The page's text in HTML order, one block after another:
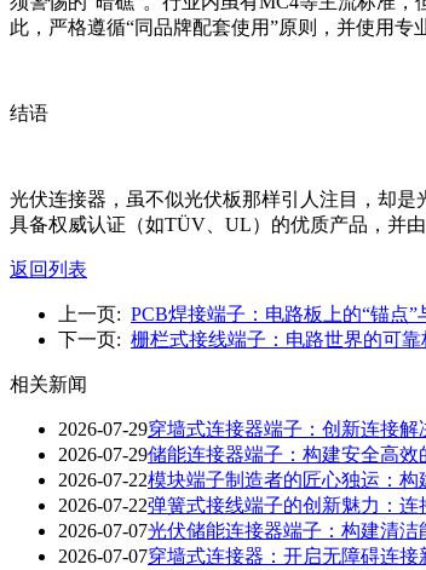
此，严格遵循“同品牌配套使用”原则，并使用专
结语
光伏连接器，虽不似光伏板那样引人注目，却
具备权威认证（如TÜV、UL）的优质产品，并
返回列表
上一页: PCB焊接端子：电路板上的“锚点”
下一页: 栅栏式接线端子：电路世界的可靠
相关新闻
2026-07-29穿墙式连接器端子：创新连接解
2026-07-29储能连接器端子：构建安全高效
2026-07-22模块端子制造者的匠心独运：构
2026-07-22弹簧式接线端子的创新魅力：连
2026-07-07光伏储能连接器端子：构建清洁
2026-07-07穿墙式连接器：开启无障碍连接